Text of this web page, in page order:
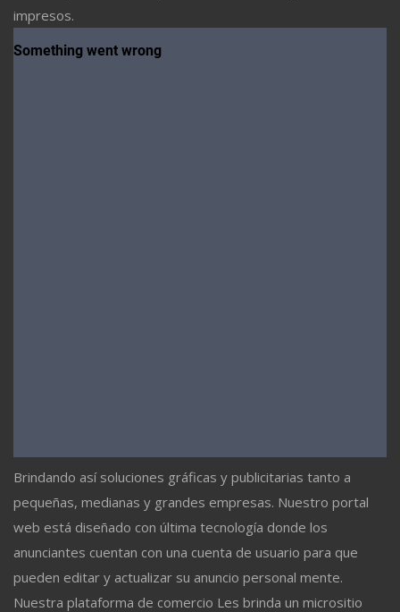
impresos.
Brindando así soluciones gráficas y publicitarias tanto a
pequeñas, medianas y grandes empresas. Nuestro portal
web está diseñado con última tecnología donde los
anunciantes cuentan con una cuenta de usuario para que
pueden editar y actualizar su anuncio personal mente.
Nuestra plataforma de comercio Les brinda un micrositio